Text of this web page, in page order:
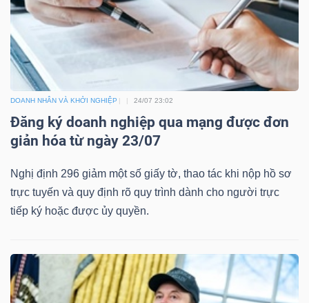
DOANH NHÂN VÀ KHỞI NGHIỆP 24/07 23:02
Đăng ký doanh nghiệp qua mạng được đơn
giản hóa từ ngày 23/07
Nghị định 296 giảm một số giấy tờ, thao tác khi nộp hồ sơ
trực tuyến và quy định rõ quy trình dành cho người trực
tiếp ký hoặc được ủy quyền.